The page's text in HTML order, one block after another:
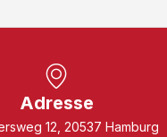
Adresse
12, 20537 Hamburg